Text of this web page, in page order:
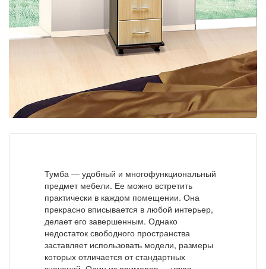
Тумба — удобный и многофункциональный
предмет мебели. Ее можно встретить
практически в каждом помещении. Она
прекрасно вписывается в любой интерьер,
делает его завершенным. Однако
недостаток свободного пространства
заставляет использовать модели, размеры
которых отличается от стандартных